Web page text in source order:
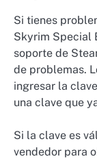
Si tienes
Skyrim Special
soporte de
de problemas.
ingresar la
una clave que
Si la clave es
vendedor para